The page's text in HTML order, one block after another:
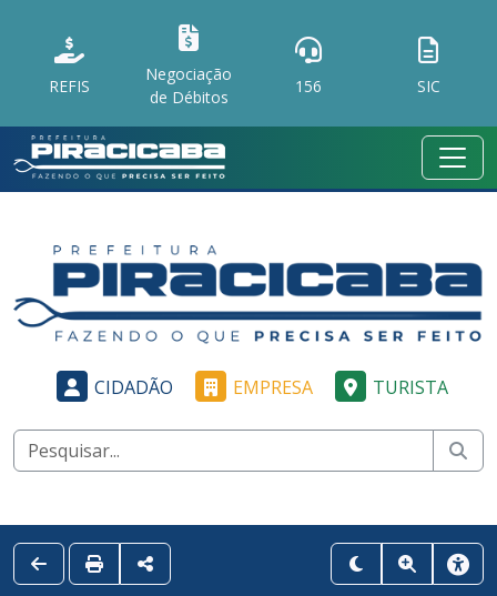
REFIS
Negociação
de Débitos
156 SIC
CIDADÃO EMPRESA TURISTA